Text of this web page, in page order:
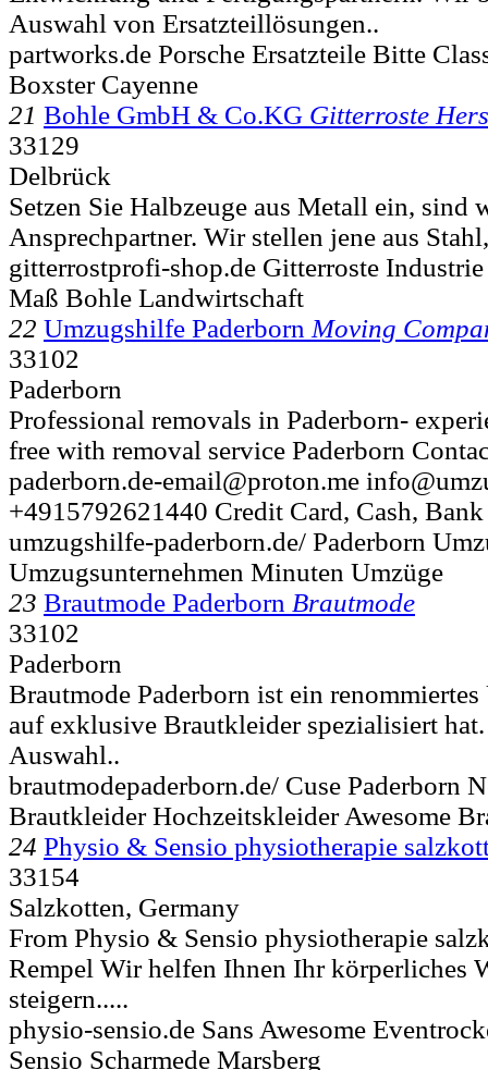
Auswahl von Ersatzteillösungen..
partworks.de Porsche Ersatzteile Bitte
Boxster Cayenne
21 Bohle GmbH & Co.KG Gitterroste
33129
Delbrück
Setzen Sie Halbzeuge aus Metall ein, sind
Ansprechpartner. Wir stellen jene aus
gitterrostprofi-shop.de Gitterroste
Maß Bohle Landwirtschaft
22 Umzugshilfe Paderborn Moving
33102
Paderborn
Professional removals in Paderborn-
free with removal service Paderborn
paderborn.de-email@proton.me
+4915792621440 Credit Card, Cash,
umzugshilfe-paderborn.de/ Paderborn
Umzugsunternehmen Minuten Umzüge
23 Brautmode Paderborn Brautmode
33102
Paderborn
Brautmode Paderborn ist ein
auf exklusive Brautkleider spezialisiert
Auswahl..
brautmodepaderborn.de/ Cuse Paderborn
Brautkleider Hochzeitskleider Awesome
24 Physio & Sensio physiotherapie
33154
Salzkotten, Germany
From Physio & Sensio physiotherapie
Rempel Wir helfen Ihnen Ihr körperliches
steigern.....
physio-sensio.de Sans Awesome
Sensio Scharmede Marsberg